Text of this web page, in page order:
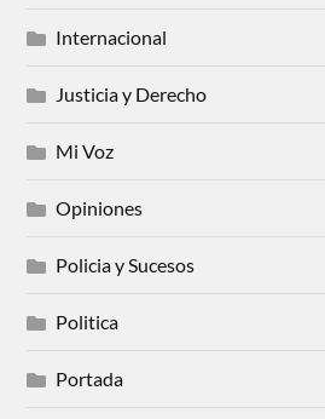
Internacional
Justicia y Derecho
Mi Voz
Opiniones
Policia y Sucesos
Politica
Portada